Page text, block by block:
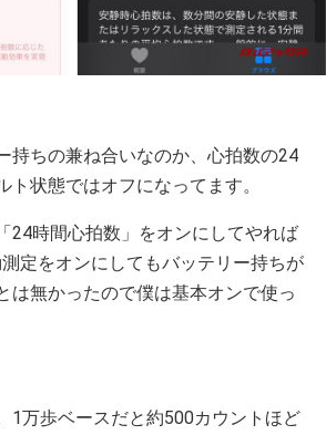
持ちの兼ね合いなのか、心拍数の24
ト状態ではオフになってます。
24時間心拍数」をオンにしてやれば
定をオンにしてもバッテリー持ちが
は無かったので僕は基本オンで使っ
1万歩ベースだと約500カウントほど